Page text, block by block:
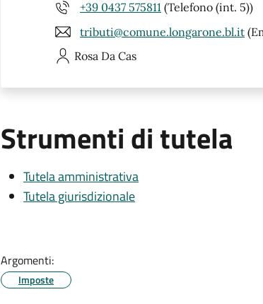
+39 0437 575811 (Telefono (int. 5))
tributi@comune.longarone.bl.it
Rosa Da Cas
Strumenti di tutela
Tutela amministrativa
Tutela giurisdizionale
Argomenti:
Imposte